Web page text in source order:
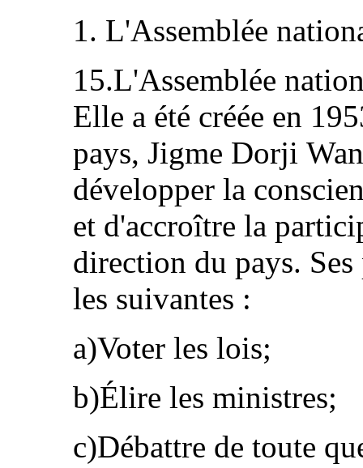
1. L'Assemblée
15.L'Assemblée
Elle a été créée en
pays, Jigme Dorji
développer la
et d'accroître la
direction du pays.
les suivantes :
a)Voter les lois;
b)Élire les ministres;
c)Débattre de toute